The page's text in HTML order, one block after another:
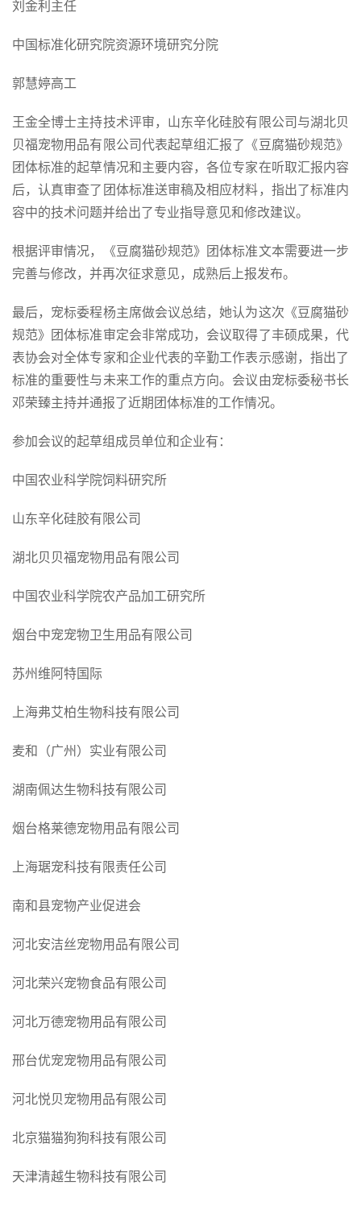
刘金利主任
中国标准化研究院资源环境研究分院
郭慧婷高工
王金全博士主持技术评审，山东辛化硅胶有限公司与湖北贝
贝福宠物用品有限公司代表起草组汇报了《豆腐猫砂规范》
团体标准的起草情况和主要内容，各位专家在听取汇报内容
后，认真审查了团体标准送审稿及相应材料，指出了标准内
容中的技术问题并给出了专业指导意见和修改建议。
根据评审情况，《豆腐猫砂规范》团体标准文本需要进一步
完善与修改，并再次征求意见，成熟后上报发布。
最后，宠标委程杨主席做会议总结，她认为这次《豆腐猫砂
规范》团体标准审定会非常成功，会议取得了丰硕成果，代
表协会对全体专家和企业代表的辛勤工作表示感谢，指出了
标准的重要性与未来工作的重点方向。会议由宠标委秘书长
邓荣臻主持并通报了近期团体标准的工作情况。
参加会议的起草组成员单位和企业有：
中国农业科学院饲料研究所
山东辛化硅胶有限公司
湖北贝贝福宠物用品有限公司
中国农业科学院农产品加工研究所
烟台中宠宠物卫生用品有限公司
苏州维阿特国际
上海弗艾柏生物科技有限公司
麦和（广州）实业有限公司
湖南佩达生物科技有限公司
烟台格莱德宠物用品有限公司
上海琚宠科技有限责任公司
南和县宠物产业促进会
河北安洁丝宠物用品有限公司
河北荣兴宠物食品有限公司
河北万德宠物用品有限公司
邢台优宠宠物用品有限公司
河北悦贝宠物用品有限公司
北京猫猫狗狗科技有限公司
天津清越生物科技有限公司